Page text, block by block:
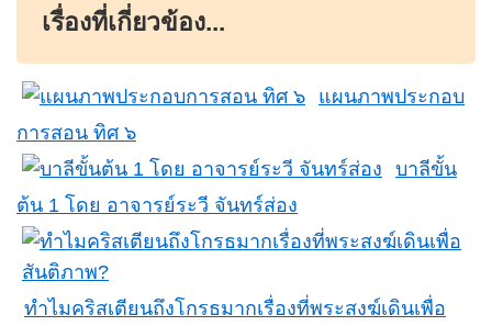
เรื่องที่เกี่ยวข้อง...
แผนภาพประกอบ
การสอน ทิศ ๖
บาลีขั้น
ต้น 1 โดย อาจารย์ระวี จันทร์ส่อง
ทำไมคริสเตียนถึงโกรธมากเรื่องที่พระสงฆ์เดินเพื่อ